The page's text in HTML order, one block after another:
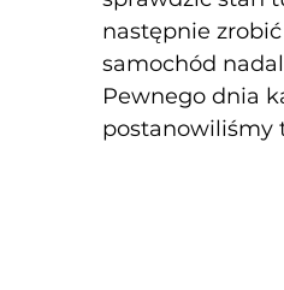
następnie
samochód
Pewnego dnia
postanowiliśmy